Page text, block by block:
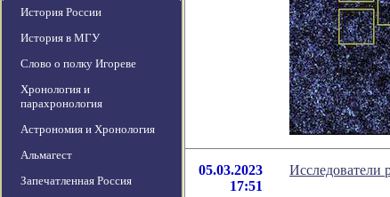
История России
История в МГУ
Слово о полку Игореве
Хронология и
парахронология
Астрономия и Хронология
Альмагест
Запечатленная Россия
05.03.2023
17:51
Исследователи